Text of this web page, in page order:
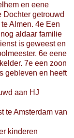
en eene
getrouwd
Almen. 4e Een
aldaar familie
is geweest en
6e eene
7e een zoon
gebleven en heeft
aan HJ
te Amsterdam van
kinderen